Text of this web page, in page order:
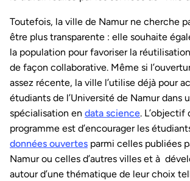
Toutefois, la ville de Namur ne cherche
être plus transparente : elle souhaite
la population pour favoriser la
de façon collaborative. Même si
assez récente, la ville l’utilise déjà pour
étudiants de l’Université de Namur dans
spécialisation en data science. L’objectif
programme est d’encourager les
données ouvertes parmi celles publiées
Namur ou celles d’autres villes et à
autour d’une thématique de leur choix